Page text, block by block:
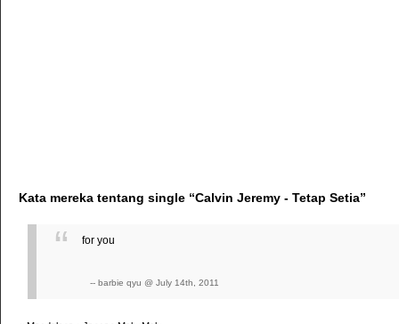
Kata mereka tentang single “Calvin Jeremy - Tetap Setia”
for you
-- barbie qyu @ July 14th, 2011